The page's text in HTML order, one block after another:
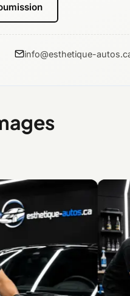
info@esthetique-